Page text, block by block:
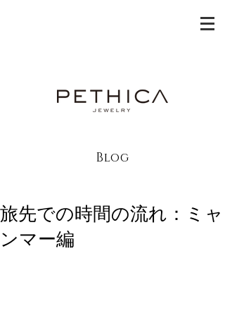
Blog
旅先での時間の流れ：ミャ
ンマー編